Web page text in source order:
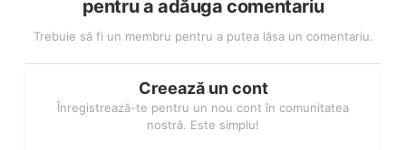
pentru a adăuga comentariu
Trebuie să fi un membru pentru a putea lăsa un comentariu.
Creează un cont
Înregistrează-te pentru un nou cont în comunitatea
nostră. Este simplu!